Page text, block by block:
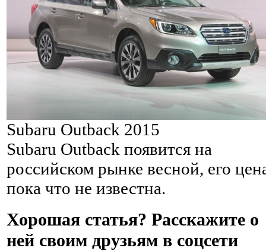
Subaru Outback 2015
Subaru Outback появится на
российском рынке весной, его
пока что не известна.
Хорошая статья? Расскажите о
ней своим друзьям в соцсети